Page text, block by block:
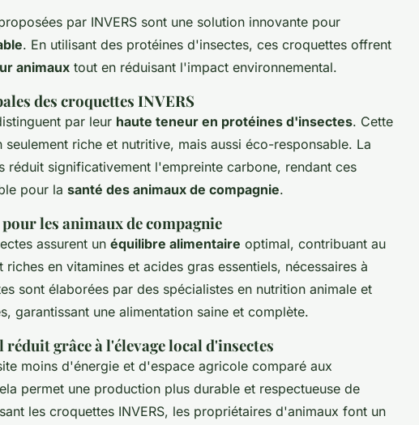
par INVERS sont une solution innovante pour
. En utilisant des protéines d'insectes, ces croquettes offrent
animaux tout en réduisant l'impact environnemental.
des croquettes INVERS
par leur haute teneur en protéines d'insectes. Cette
riche et nutritive, mais aussi éco-responsable. La
réduit significativement l'empreinte carbone, rendant ces
pour la santé des animaux de compagnie.
les animaux de compagnie
assurent un équilibre alimentaire optimal, contribuant au
riches en vitamines et acides gras essentiels, nécessaires à
sont élaborées par des spécialistes en nutrition animale et
garantissant une alimentation saine et complète.
grâce à l'élevage local d'insectes
moins d'énergie et d'espace agricole comparé aux
permet une production plus durable et respectueuse de
les croquettes INVERS, les propriétaires d'animaux font un